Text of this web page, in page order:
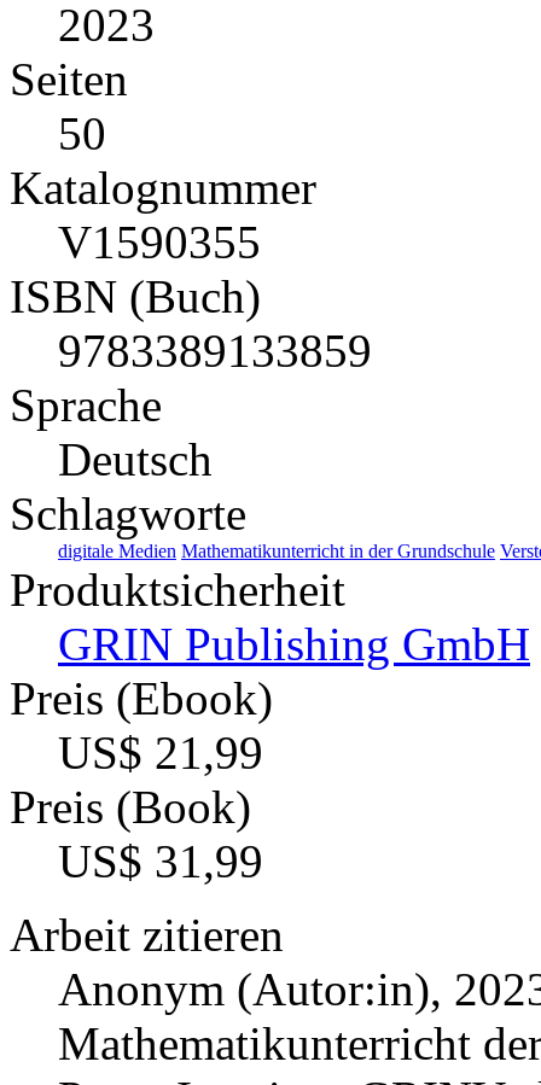
2023
Seiten
50
Katalognummer
V1590355
ISBN (Buch)
9783389133859
Sprache
Deutsch
Schlagworte
digitale Medien Mathematikunterricht in der Grundschule
Produktsicherheit
GRIN Publishing GmbH
Preis (Ebook)
US$ 21,99
Preis (Book)
US$ 31,99
Arbeit zitieren
Anonym (Autor:in),
Mathematikunterricht